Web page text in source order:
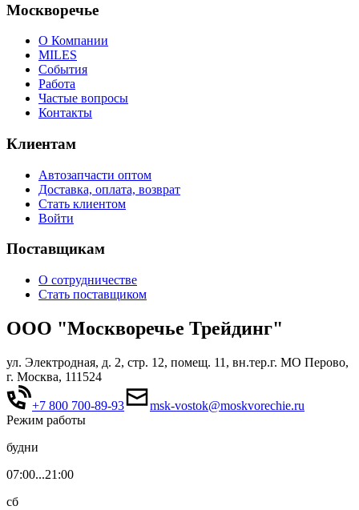
Москворечье
О Компании
MILES
События
Работа
Частые вопросы
Контакты
Клиентам
Автозапчасти оптом
Доставка, оплата, возврат
Стать клиентом
Войти
Поставщикам
О сотрудничестве
Стать поставщиком
ООО "Москворечье Трейдинг"
ул. Электродная, д. 2, стр. 12, помещ. 11, вн.тер.г. МО Перово,
г. Москва, 111524
+7 800 700-89-93
msk-vostok@moskvorechie.ru
Режим работы
будни
07:00...21:00
сб